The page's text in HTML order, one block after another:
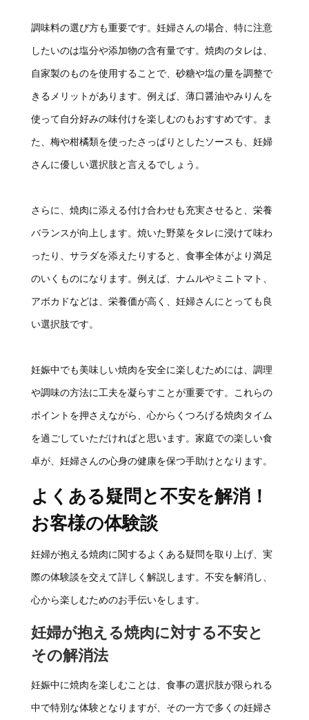
調味料の選び方も重要です。妊婦さんの場合、特に注意
したいのは塩分や添加物の含有量です。焼肉のタレは、
自家製のものを使用することで、砂糖や塩の量を調整で
きるメリットがあります。例えば、薄口醤油やみりんを
使って自分好みの味付けを楽しむのもおすすめです。ま
た、梅や柑橘類を使ったさっぱりとしたソースも、妊婦
さんに優しい選択肢と言えるでしょう。
さらに、焼肉に添える付け合わせも充実させると、栄養
バランスが向上します。焼いた野菜をタレに浸けて味わ
ったり、サラダを添えたりすると、食事全体がより満足
のいくものになります。例えば、ナムルやミニトマト、
アボカドなどは、栄養価が高く、妊婦さんにとっても良
い選択肢です。
妊娠中でも美味しい焼肉を安全に楽しむためには、調理
や調味の方法に工夫を凝らすことが重要です。これらの
ポイントを押さえながら、心からくつろげる焼肉タイム
を過ごしていただければと思います。家庭での楽しい食
卓が、妊婦さんの心身の健康を保つ手助けとなります。
よくある疑問と不安を解消！
お客様の体験談
妊婦が抱える焼肉に関するよくある疑問を取り上げ、実
際の体験談を交えて詳しく解説します。不安を解消し、
心から楽しむためのお手伝いをします。
妊婦が抱える焼肉に対する不安と
その解消法
妊娠中に焼肉を楽しむことは、食事の選択肢が限られる
中で特別な体験となりますが、その一方で多くの妊婦さ